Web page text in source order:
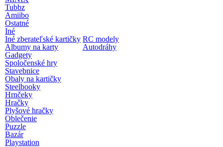
Tubbz
Amiibo
Ostatné
Iné
Iné zberateľské kartičky
Albumy na karty
Gadgety
Spoločenské hry
Stavebnice
Obaly na kartičky
Steelbooky
Hrnčeky
Hračky
Plyšové hračky
Oblečenie
Puzzle
RC modely
Autodráhy
Bazár
Playstation